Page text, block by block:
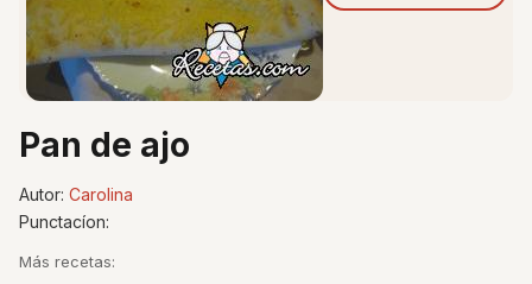
Pan de ajo
Autor: Carolina
Punctacíon:
Más recetas: